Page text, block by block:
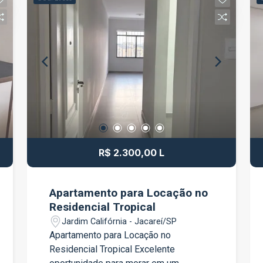
opção para quem busca um ponto
comercial bem localizado e com
excelente espaço. Entre em contato
para mais informações e agende uma
R$ 2.300,00 L
Apartamento para Locação no
Residencial Tropical
Jardim Califórnia - Jacareí/SP
Apartamento para Locação no
Residencial Tropical Excelente